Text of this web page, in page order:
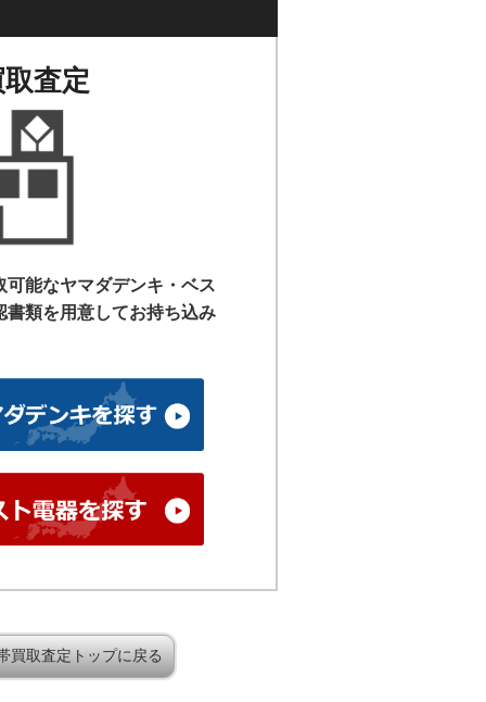
査定
能なヤマダデンキ・ベス
書類を用意してお持ち込み
買取査定トップに戻る